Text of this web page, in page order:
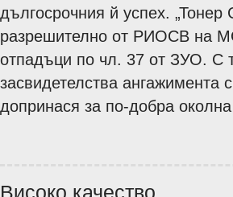
дългосрочния й успех.
разрешително от РИОСВ на
отпадъци по чл. 37 от ЗУО. С
засвидетелства ангажимента
допринася за по-добра
Високо качество